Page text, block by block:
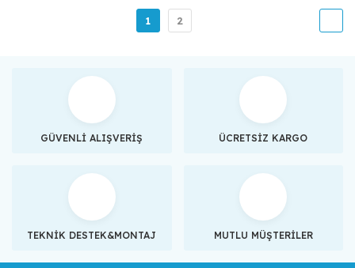
1 2
GÜVENLİ ALIŞVERİŞ ÜCRETSİZ KARGO
TEKNİK DESTEK&MONTAJ MUTLU MÜŞTERİLER